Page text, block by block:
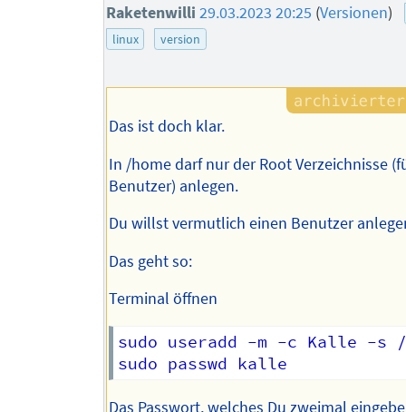
Raketenwilli29.03.2023 20:25 (Versionen)
linux version
Das ist doch klar.
In /home darf nur der Root Verzeichnisse
Benutzer) anlegen.
Du willst vermutlich einen Benutzer
Das geht so:
Terminal öffnen
sudo useradd -m -c Kalle -s
Das Passwort, welches Du zweimal